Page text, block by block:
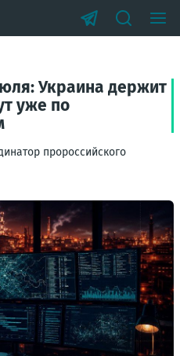
Украина держит
уже по
пророссийского